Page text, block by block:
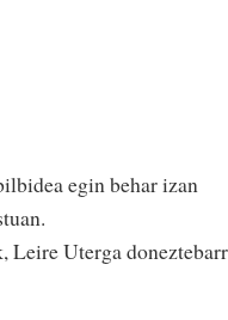
egin behar izan
Leire Uterga